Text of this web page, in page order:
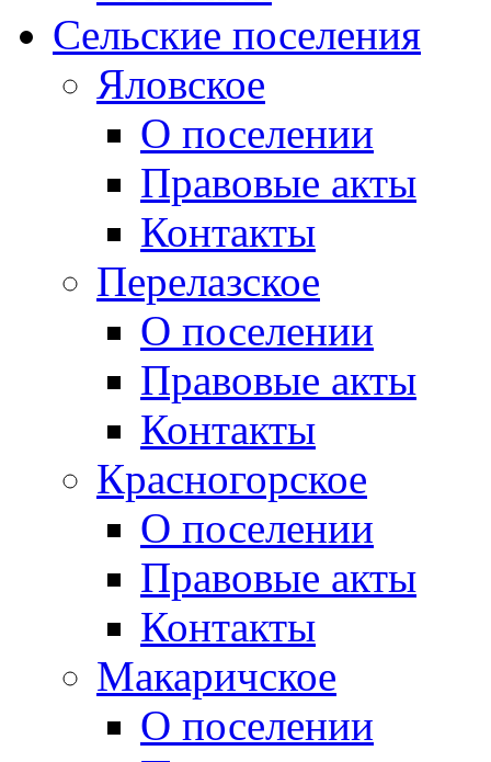
Сельские поселения
Яловское
О поселении
Правовые акты
Контакты
Перелазское
О поселении
Правовые акты
Контакты
Красногорское
О поселении
Правовые акты
Контакты
Макаричское
О поселении